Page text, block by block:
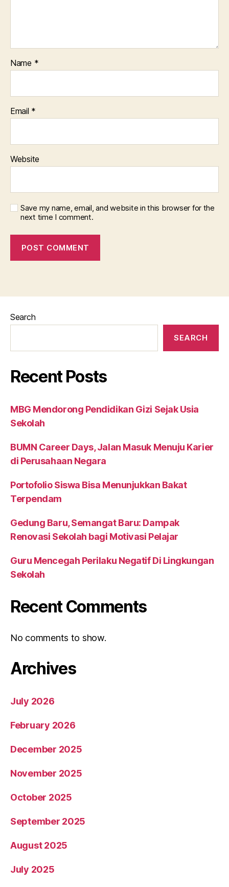
Name *
Email *
Website
Save my name, email, and website in this browser for the
next time I comment.
Search
SEARCH
Recent Posts
MBG Mendorong Pendidikan Gizi Sejak Usia
Sekolah
BUMN Career Days, Jalan Masuk Menuju Karier
di Perusahaan Negara
Portofolio Siswa Bisa Menunjukkan Bakat
Terpendam
Gedung Baru, Semangat Baru: Dampak
Renovasi Sekolah bagi Motivasi Pelajar
Guru Mencegah Perilaku Negatif Di Lingkungan
Sekolah
Recent Comments
No comments to show.
Archives
July 2026
February 2026
December 2025
November 2025
October 2025
September 2025
August 2025
July 2025